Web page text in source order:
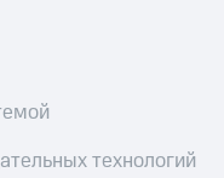
технологий